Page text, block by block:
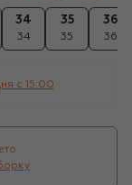
34
34
35
35
36
36
c 15:00